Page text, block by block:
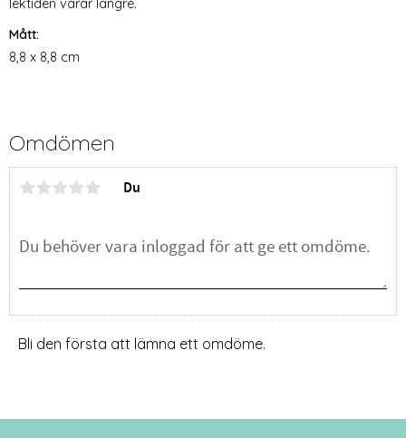
lektiden varar längre.
Mått:
8,8 x 8,8 cm
Omdömen
Du
Bli den första att lämna ett omdöme.